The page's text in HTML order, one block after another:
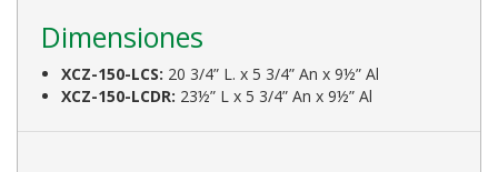
Dimensiones
XCZ-150-LCS: 20 3/4” L. x 5 3/4” An x 9½” Al
XCZ-150-LCDR: 23½” L x 5 3/4” An x 9½” Al